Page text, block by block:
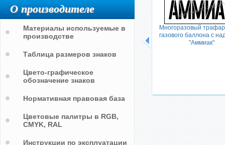
Трафарет с надписью на баллон
"ГАЗ"
Многоразовый
газового баллона с
"Аммиак"
О производителе
Материалы используемые в
производстве
Таблица размеров знаков
Цвето-графическое
обозначение знаков
Нормативная правовая база
Цветовые палитры в RGB,
CMYK, RAL
Инструкции по эксплуатации